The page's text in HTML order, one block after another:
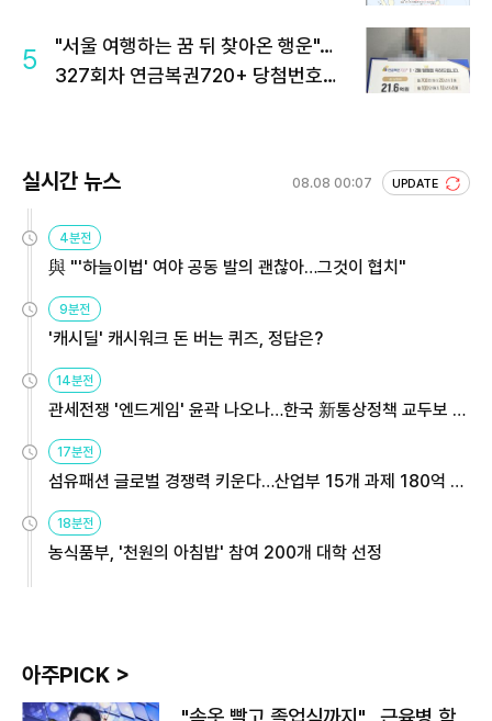
5
"서울 여행하는 꿈 뒤 찾아온 행운"…
327회차 연금복권720+ 당첨번호조
실시간 뉴스 08.08 00:07 UPDATE
4분전
與 "'하늘이법' 여야 공동 발의 괜찮아…그것이 협치"
9분전
'캐시딜' 캐시워크 돈 버는 퀴즈, 정답은?
14분전
관세전쟁 '엔드게임' 윤곽 나오나…한국 新통상정책 교두보 활
17분전
섬유패션 글로벌 경쟁력 키운다…산업부 15개 과제 180억 지
18분전
농식품부, '천원의 아침밥' 참여 200개 대학 선정
아주PICK >